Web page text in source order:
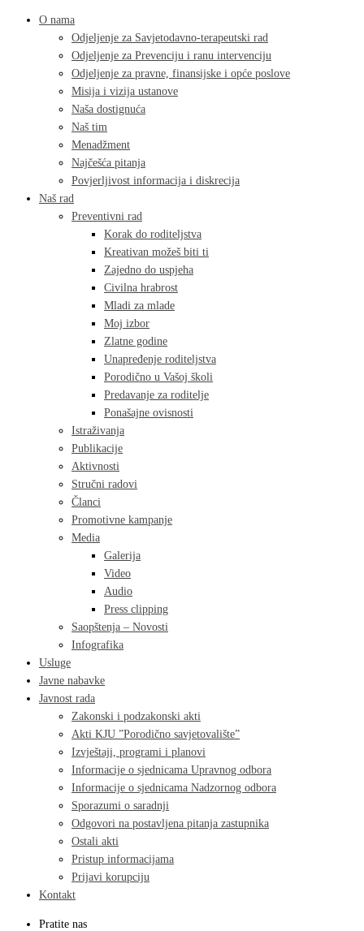
O nama
Odjeljenje za Savjetodavno-terapeutski rad
Odjeljenje za Prevenciju i ranu intervenciju
Odjeljenje za pravne, finansijske i opće poslove
Misija i vizija ustanove
Naša dostignuća
Naš tim
Menadžment
Najčešća pitanja
Povjerljivost informacija i diskrecija
Naš rad
Preventivni rad
Korak do roditeljstva
Kreativan možeš biti ti
Zajedno do uspjeha
Civilna hrabrost
Mladi za mlade
Moj izbor
Zlatne godine
Unapređenje roditeljstva
Porodično u Vašoj školi
Predavanje za roditelje
Ponašajne ovisnosti
Istraživanja
Publikacije
Aktivnosti
Stručni radovi
Članci
Promotivne kampanje
Media
Galerija
Video
Audio
Press clipping
Saopštenja – Novosti
Infografika
Usluge
Javne nabavke
Javnost rada
Zakonski i podzakonski akti
Akti KJU ”Porodično savjetovalište”
Izvještaji, programi i planovi
Informacije o sjednicama Upravnog odbora
Informacije o sjednicama Nadzornog odbora
Sporazumi o saradnji
Odgovori na postavljena pitanja zastupnika
Ostali akti
Pristup informacijama
Prijavi korupciju
Kontakt
Pratite nas